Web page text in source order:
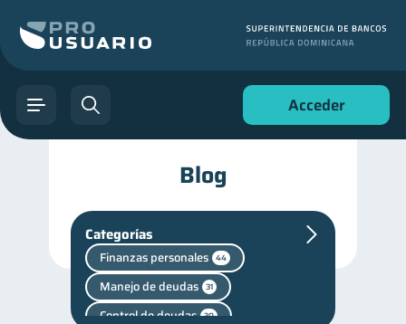
Acceder
Blog
Categorías
Finanzas personales 44
Manejo de deudas 31
Control de deudas 30